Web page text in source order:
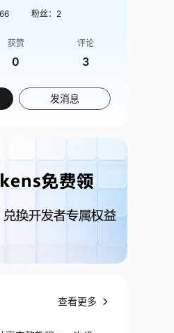
66 粉丝： 2
获赞
0
评论
3
发消息
查看更多